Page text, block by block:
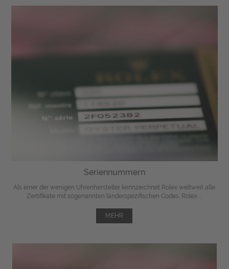
Seriennummern
Als einer der wenigen Uhrenhersteller kennzeichnet Rolex weltweit alle
Zertifikate mit sogenannten länderspezifischen Codes. Rolex ...
MEHR